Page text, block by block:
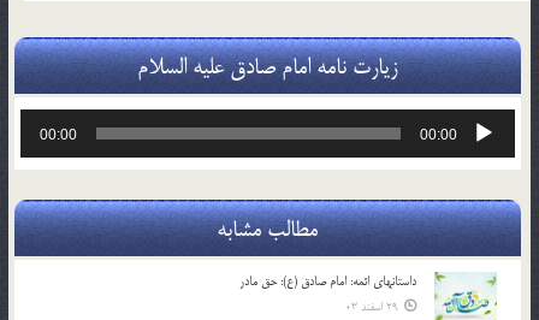
زیارت نامه امام صادق علیه السلام
پخش‌کننده
00:00
00:00
مطالب مشابه
داستانهای ائمه: امام صادق (ع): حق مادر
29 اسفند 03